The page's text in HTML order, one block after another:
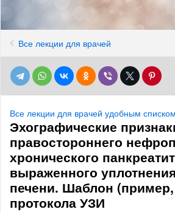
Все лекции для врачей
Все лекции для врачей удобным списком
Эхографические
правостороннего
хронического
выраженного
печени. Шаблон
протокола УЗИ